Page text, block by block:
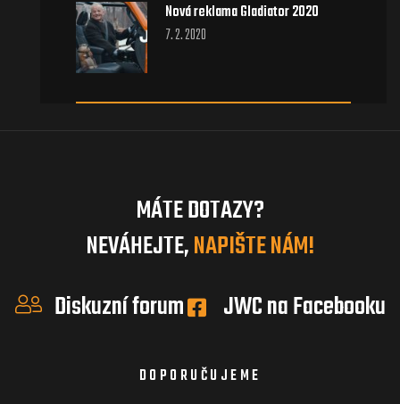
Nová reklama Gladiator 2020
7. 2. 2020
MÁTE DOTAZY?
NEVÁHEJTE,NAPIŠTE NÁM!
Diskuzní forum
JWC na Facebooku
DOPORUČUJEME